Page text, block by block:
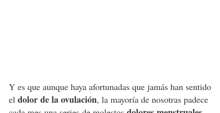
Y es que aunque haya afortunadas que jamás han sentido
el dolor de la ovulación, la mayoría de nosotras padece